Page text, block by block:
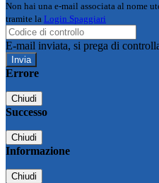
Non hai una e-mail associata al nome
tramite la Login Spaggiari
E-mail inviata, si prega di
Errore
Chiudi
Successo
Chiudi
Informazione
Chiudi